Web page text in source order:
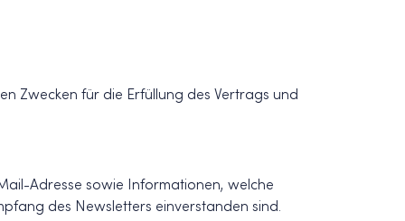
Zwecken für die Erfüllung des Vertrags und
Adresse sowie Informationen, welche
des Newsletters einverstanden sind.